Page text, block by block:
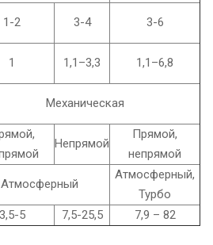
1-2 3-4 3-6
1 1,1–3,3 1,1–6,8
Механическая
Непрямой
Прямой,
непрямой
Атмосферный
Атмосферный,
Турбо
3,5-5 7,5-25,5 7,9 – 82